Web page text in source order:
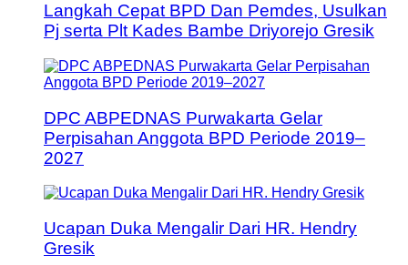
Langkah Cepat BPD Dan Pemdes, Usulkan
Pj serta Plt Kades Bambe Driyorejo Gresik
DPC ABPEDNAS Purwakarta Gelar
Perpisahan Anggota BPD Periode 2019–
2027
Ucapan Duka Mengalir Dari HR. Hendry
Gresik